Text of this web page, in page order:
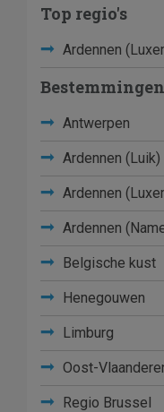
Top regio's
Ardennen
Antwerpen
Ardennen (Luik)
Ardennen
Ardennen
Belgische kust
Henegouwen
Limburg
Oost-
Regio Brussel